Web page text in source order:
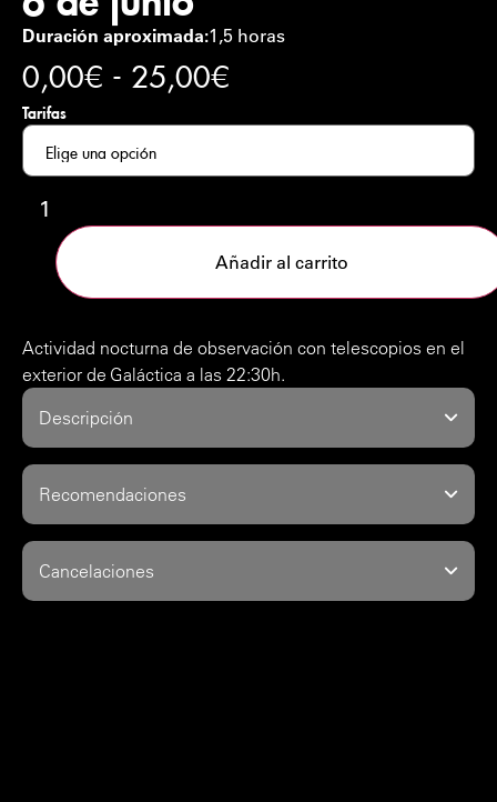
Duración aproximada:1,5 horas
0,00€ 25,00€
Tarifas
Añadir al carrito
Actividad nocturna de observación con telescopios en el
exterior de Galáctica a las 22:30h.
Descripción
Recomendaciones
Cancelaciones